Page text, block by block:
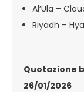
Al’Ula –
Riyadh –
Quotazione
26/01/2026